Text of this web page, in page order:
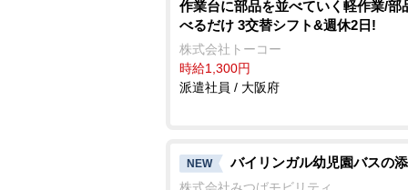
作業台に部品を並べていく軽作業/部
べるだけ 3交替シフト&週休2日!
株式会社トーコー
時給1,300円
派遣社員 / 大阪府
NEW バイリンガル幼児園バスの